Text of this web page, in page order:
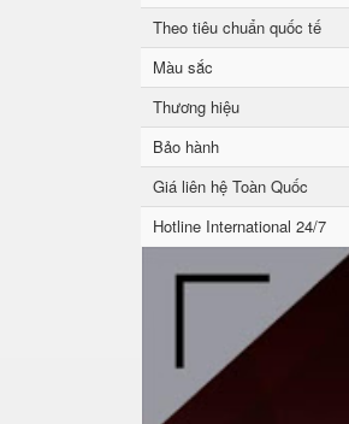
Theo tiêu chuẩn quốc tế
Màu sắc
Thương hiệu
Bảo hành
Giá liên hệ Toàn Quốc
Hotline International 24/7